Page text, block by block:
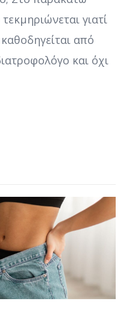
γιατί
από
και όχι